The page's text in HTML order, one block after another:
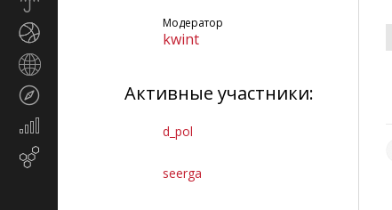
Модератор
kwint
Активные участники:
d_pol
seerga